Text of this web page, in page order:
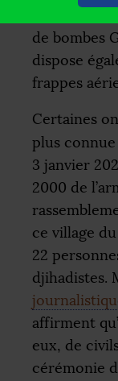
de bombes
dispose
frappes
Certaines
plus
3 janvier
2000 de
ce village
22
djihadistes.
affirment
eux, de
cérémonie